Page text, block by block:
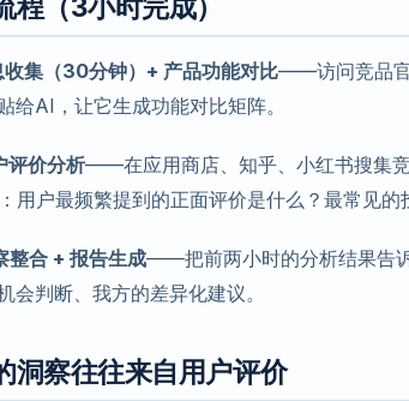
程（3小时完成）
收集（30分钟）+ 产品功能对比——访问竞品官
给AI，让它生成功能对比矩阵。
评价分析——在应用商店、知乎、小红书搜集
用户最频繁提到的正面评价是什么？最常见的
整合 + 报告生成——把前两小时的分析结果告
会判断、我方的差异化建议。
洞察往往来自用户评价